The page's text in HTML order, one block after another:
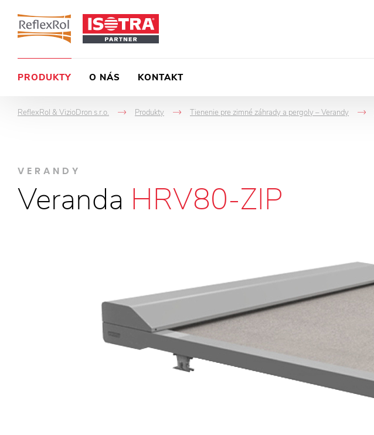
PRODUKTY O NÁS KONTAKT
ReflexRol & VizioDron s.r.o.
->
Produkty
->
Tienenie pre zimné záhrady a pergoly – Verandy
VERANDY
Veranda HRV80-ZIP